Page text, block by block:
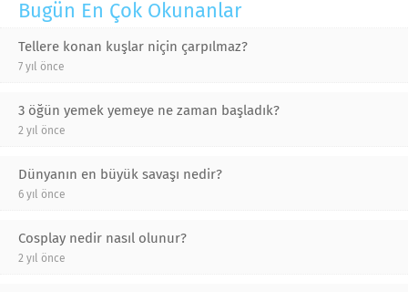
Bugün En Çok Okunanlar
Tellere konan kuşlar niçin çarpılmaz?
7 yıl önce
3 öğün yemek yemeye ne zaman başladık?
2 yıl önce
Dünyanın en büyük savaşı nedir?
6 yıl önce
Cosplay nedir nasıl olunur?
2 yıl önce